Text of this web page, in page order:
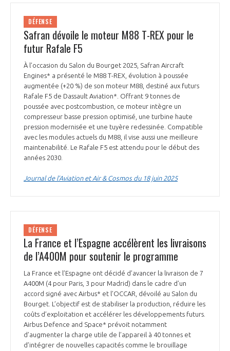
DÉFENSE
Safran dévoile le moteur M88 T-REX pour le
futur Rafale F5
À l’occasion du Salon du Bourget 2025, Safran Aircraft
Engines* a présenté le M88 T-REX, évolution à poussée
augmentée (+20 %) de son moteur M88, destiné aux futurs
Rafale F5 de Dassault Aviation*. Offrant 9 tonnes de
poussée avec postcombustion, ce moteur intègre un
compresseur basse pression optimisé, une turbine haute
pression modernisée et une tuyère redessinée. Compatible
avec les modules actuels du M88, il vise aussi une meilleure
maintenabilité. Le Rafale F5 est attendu pour le début des
années 2030.
Journal de l’Aviation et Air & Cosmos du 18 juin 2025
DÉFENSE
La France et l’Espagne accélèrent les livraisons
de l’A400M pour soutenir le programme
La France et l’Espagne ont décidé d’avancer la livraison de 7
A400M (4 pour Paris, 3 pour Madrid) dans le cadre d’un
accord signé avec Airbus* et l’OCCAR, dévoilé au Salon du
Bourget. L’objectif est de stabiliser la production, réduire les
coûts d’exploitation et accélérer les développements futurs.
Airbus Defence and Space* prévoit notamment
d’augmenter la charge utile de l’appareil à 40 tonnes et
d’intégrer de nouvelles capacités comme le brouillage